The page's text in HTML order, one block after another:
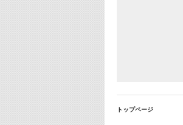
トップページ